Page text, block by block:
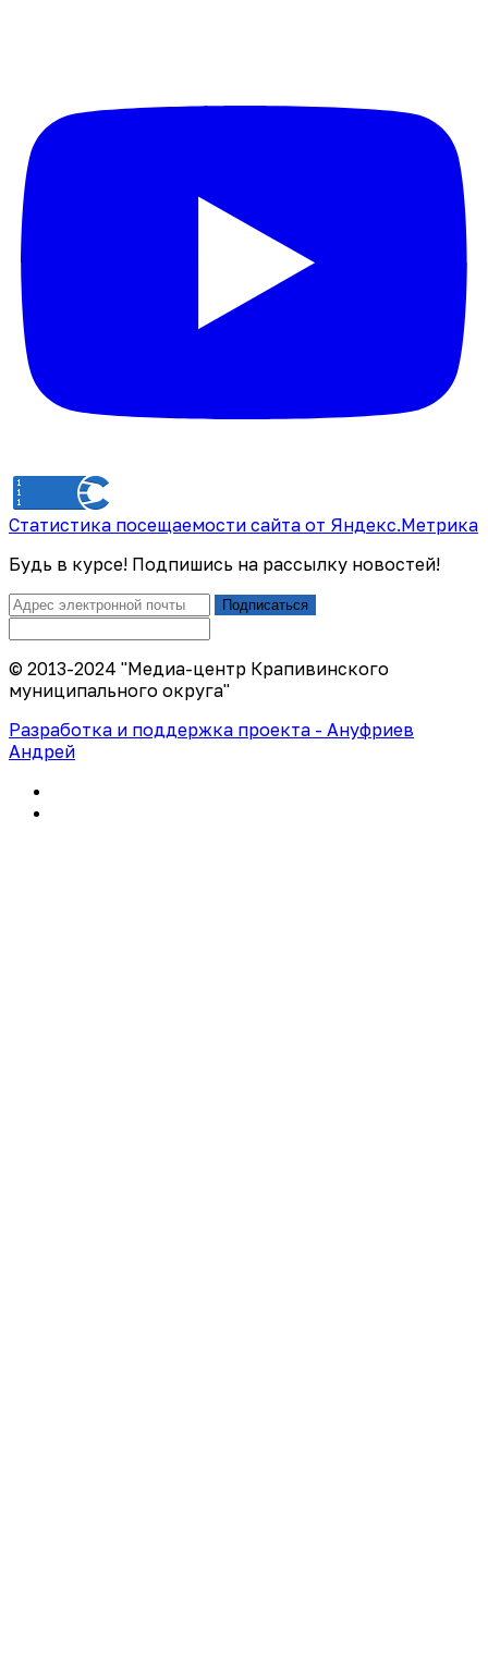
Статистика посещаемости сайта от Яндекс.Метрика
Будь в курсе! Подпишись на рассылку новостей!
Подписаться
© 2013-2024 "Медиа-центр Крапивинского
муниципального округа"
Разработка и поддержка проекта - Ануфриев
Андрей